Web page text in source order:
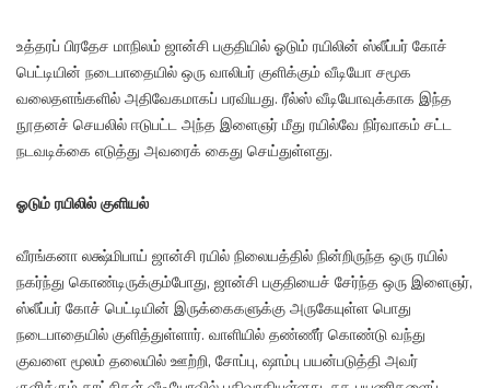
உத்தரப் பிரதேச மாநிலம் ஜான்சி பகுதியில் ஓடும் ரயிலின் ஸ்லீப்பர் கோச்
பெட்டியின் நடைபாதையில் ஒரு வாலிபர் குளிக்கும் வீடியோ சமூக
வலைதளங்களில் அதிவேகமாகப் பரவியது. ரீல்ஸ் வீடியோவுக்காக இந்த
நூதனச் செயலில் ஈடுபட்ட அந்த இளைஞர் மீது ரயில்வே நிர்வாகம் சட்ட
நடவடிக்கை எடுத்து அவரைக் கைது செய்துள்ளது.
ஓடும் ரயிலில் குளியல்
வீரங்கனா லக்ஷ்மிபாய் ஜான்சி ரயில் நிலையத்தில் நின்றிருந்த ஒரு ரயில்
நகர்ந்து கொண்டிருக்கும்போது, ஜான்சி பகுதியைச் சேர்ந்த ஒரு இளைஞர்,
ஸ்லீப்பர் கோச் பெட்டியின் இருக்கைகளுக்கு அருகேயுள்ள பொது
நடைபாதையில் குளித்துள்ளார். வாளியில் தண்ணீர் கொண்டு வந்து
குவளை மூலம் தலையில் ஊற்றி, சோப்பு, ஷாம்பு பயன்படுத்தி அவர்